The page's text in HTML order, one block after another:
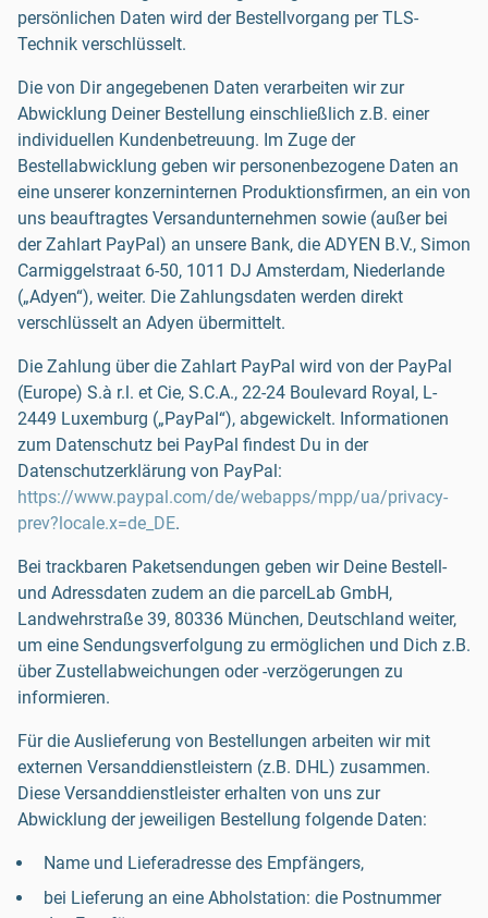
persönlichen Daten wird der Bestellvorgang per TLS-
Technik verschlüsselt.
Die von Dir angegebenen Daten verarbeiten wir zur
Abwicklung Deiner Bestellung einschließlich z.B. einer
individuellen Kundenbetreuung. Im Zuge der
Bestellabwicklung geben wir personenbezogene Daten an
eine unserer konzerninternen Produktionsfirmen, an ein von
uns beauftragtes Versandunternehmen sowie (außer bei
der Zahlart PayPal) an unsere Bank, die ADYEN B.V., Simon
Carmiggelstraat 6-50, 1011 DJ Amsterdam, Niederlande
(„Adyen“), weiter. Die Zahlungsdaten werden direkt
verschlüsselt an Adyen übermittelt.
Die Zahlung über die Zahlart PayPal wird von der PayPal
(Europe) S.à r.l. et Cie, S.C.A., 22-24 Boulevard Royal, L-
2449 Luxemburg („PayPal“), abgewickelt. Informationen
zum Datenschutz bei PayPal findest Du in der
Datenschutzerklärung von PayPal:
https://www.paypal.com/de/webapps/mpp/ua/privacy-
prev?locale.x=de_DE.
Bei trackbaren Paketsendungen geben wir Deine Bestell-
und Adressdaten zudem an die parcelLab GmbH,
Landwehrstraße 39, 80336 München, Deutschland weiter,
um eine Sendungsverfolgung zu ermöglichen und Dich z.B.
über Zustellabweichungen oder -verzögerungen zu
informieren.
Für die Auslieferung von Bestellungen arbeiten wir mit
externen Versanddienstleistern (z.B. DHL) zusammen.
Diese Versanddienstleister erhalten von uns zur
Abwicklung der jeweiligen Bestellung folgende Daten:
Name und Lieferadresse des Empfängers,
bei Lieferung an eine Abholstation: die Postnummer